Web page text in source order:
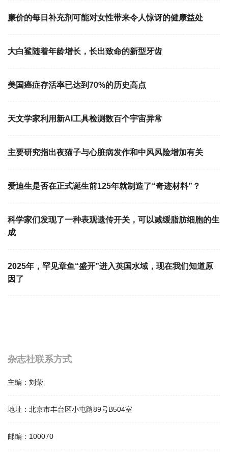
廉价的每日补充剂可能对女性带来令人惊讶的健康益处
大白鲨随着年龄增长，长出致命的新型牙齿
美国癌症存活率已达到70%的历史高点
天文学家利用新AI工具检测数百个宇宙异常
主要研究指出夜猫子与心脏病发作和中风风险增加有关
爱迪生是否在正式诞生前125年就制造了“奇迹材料”？
科学家们发现了一种表观遗传开关，可以减缓脂肪细胞的生
成
2025年，罕见章鱼“盛开”进入英国水域，现在我们知道原
因了
杂志社联系方式
主编： 刘荣
地址： 北京市丰台区小屯路89号B504室
邮编： 100070